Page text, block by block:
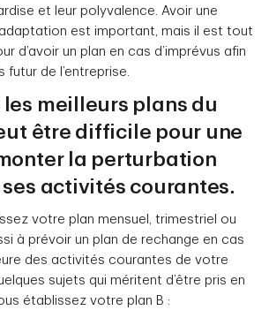
et leur polyvalence. Avoir une
est important, mais il est tout
d’avoir un plan en cas d’imprévus afin
futur de l’entreprise.
les meilleurs plans du
être difficile pour une
la perturbation
activités courantes.
votre plan mensuel, trimestriel ou
à prévoir un plan de rechange en cas
des activités courantes de votre
sujets qui méritent d’être pris en
établissez votre plan B :